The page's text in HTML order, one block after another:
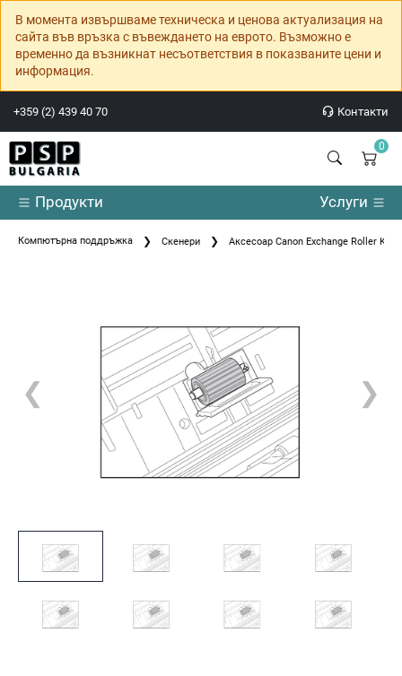
В момента извършваме техническа и ценова актуализация на
сайта във връзка с въвеждането на еврото. Възможно е
временно да възникнат несъответствия в показваните цени и
информация.
+359 (2) 439 40 70 Контакти
0
Продукти Услуги
Компютърна поддръжка Скенери Аксесоар Canon Exchange Roller Kit
❮ ❯